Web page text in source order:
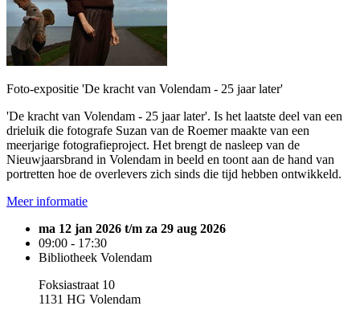
Foto-expositie 'De kracht van Volendam - 25 jaar later'
'De kracht van Volendam - 25 jaar later'. Is het laatste deel van een
drieluik die fotografe Suzan van de Roemer maakte van een
meerjarige fotografieproject. Het brengt de nasleep van de
Nieuwjaarsbrand in Volendam in beeld en toont aan de hand van
portretten hoe de overlevers zich sinds die tijd hebben ontwikkeld.
Meer informatie
ma 12 jan 2026 t/m za 29 aug 2026
09:00 - 17:30
Bibliotheek Volendam
Foksiastraat 10
1131 HG Volendam